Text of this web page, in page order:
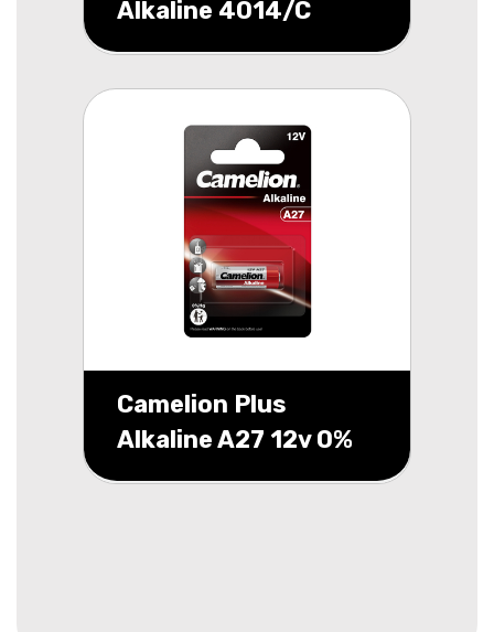
Alkaline 4014/C
(stuks batterijen)
Camelion Plus
Alkaline A27 12v 0%
mercury blister 1